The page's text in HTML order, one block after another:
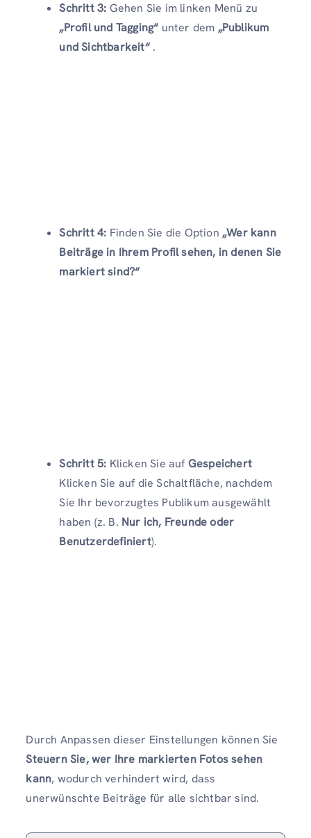
Schritt 3: Gehen Sie im linken Menü zu
„Profil und Tagging“ unter dem „Publikum
und Sichtbarkeit“.
Schritt 4: Finden Sie die Option „Wer kann
Beiträge in Ihrem Profil sehen, in denen Sie
markiert sind?“
Schritt 5: Klicken Sie aufGespeichert
Klicken Sie auf die Schaltfläche, nachdem
Sie Ihr bevorzugtes Publikum ausgewählt
haben (z. B. Nur ich, Freunde oder
Benutzerdefiniert).
Durch Anpassen dieser Einstellungen können Sie
Steuern Sie, wer Ihre markierten Fotos sehen
kann, wodurch verhindert wird, dass
unerwünschte Beiträge für alle sichtbar sind.